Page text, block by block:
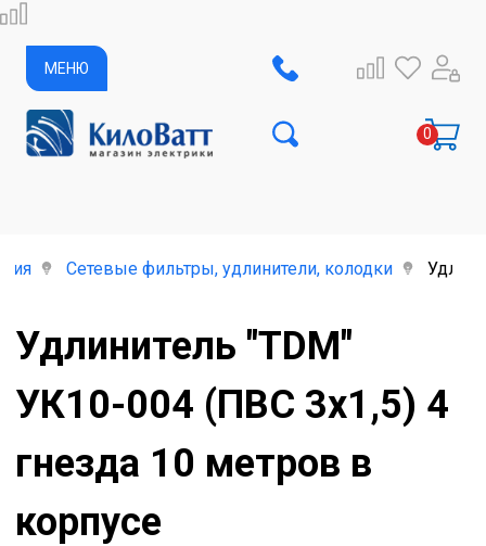
МЕНЮ
Сетевые фильтры, удлинители, колодки
Удлинитель "TDM"
УК10-004 (ПВС 3х1,5) 4
гнезда 10 метров в
корпусе